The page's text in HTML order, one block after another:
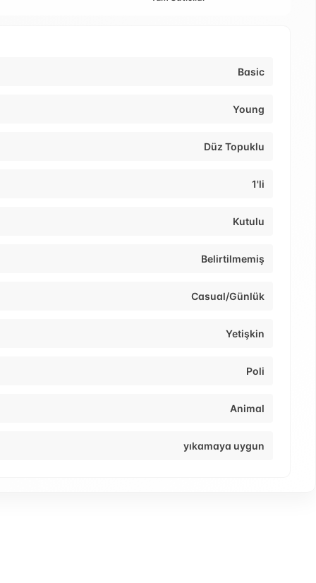
Basic
Young
Düz Topuklu
1'li
Kutulu
Belirtilmemiş
Casual/Günlük
Yetişkin
Poli
Animal
yıkamaya uygun